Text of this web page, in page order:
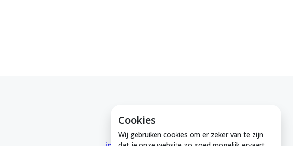
Cookies
Wij gebruiken cookies om er zeker van te zijn
E-mail ons